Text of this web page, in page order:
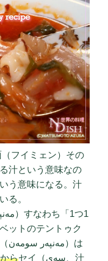
汁という意味なの
う意味になる。汁
る。
ットのテントゥク
（مەنپەر سومەن）は
らセイ（سەي、汁